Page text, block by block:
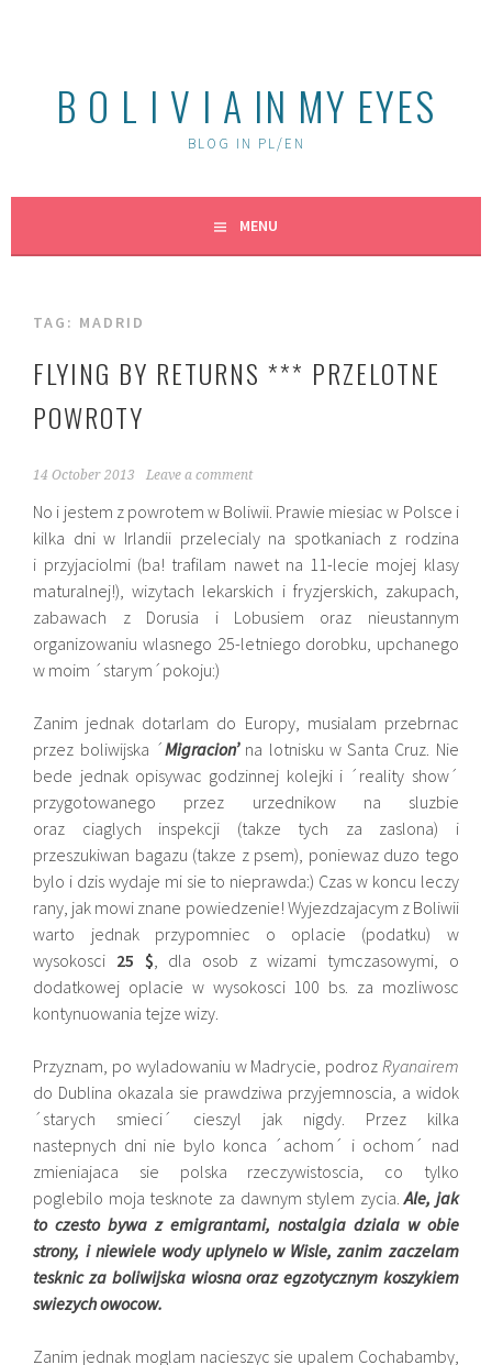
B O L I V I A IN MY EYES
BLOG IN PL/EN
MENU
TAG: MADRID
FLYING BY RETURNS *** PRZELOTNE
POWROTY
14 October 2013 Leave a comment
No i jestem z powrotem w Boliwii. Prawie miesiac w Polsce i
kilka dni w Irlandii przelecialy na spotkaniach z rodzina
i przyjaciolmi (ba! trafilam nawet na 11-lecie mojej klasy
maturalnej!), wizytach lekarskich i fryzjerskich, zakupach,
zabawach z Dorusia i Lobusiem oraz nieustannym
organizowaniu wlasnego 25-letniego dorobku, upchanego
w moim ´starym´pokoju:)
Zanim jednak dotarlam do Europy, musialam przebrnac
przez boliwijska ´Migracion’ na lotnisku w Santa Cruz. Nie
bede jednak opisywac godzinnej kolejki i ´reality show´
przygotowanego przez urzednikow na sluzbie
oraz ciaglych inspekcji (takze tych za zaslona) i
przeszukiwan bagazu (takze z psem), poniewaz duzo tego
bylo i dzis wydaje mi sie to nieprawda:) Czas w koncu leczy
rany, jak mowi znane powiedzenie! Wyjezdzajacym z Boliwii
warto jednak przypomniec o oplacie (podatku) w
wysokosci 25 $, dla osob z wizami tymczasowymi, o
dodatkowej oplacie w wysokosci 100 bs. za mozliwosc
kontynuowania tejze wizy.
Przyznam, po wyladowaniu w Madrycie, podroz Ryanairem
do Dublina okazala sie prawdziwa przyjemnoscia, a widok
´starych smieci´ cieszyl jak nigdy. Przez kilka
nastepnych dni nie bylo konca ´achom´ i ochom´ nad
zmieniajaca sie polska rzeczywistoscia, co tylko
poglebilo moja tesknote za dawnym stylem zycia.Ale, jak
to czesto bywa z emigrantami, nostalgia dziala w obie
strony, i niewiele wody uplynelo w Wisle, zanim zaczelam
tesknic za boliwijska wiosna oraz egzotycznym koszykiem
swiezych owocow.
Zanim jednak moglam nacieszyc sie upalem Cochabamby,